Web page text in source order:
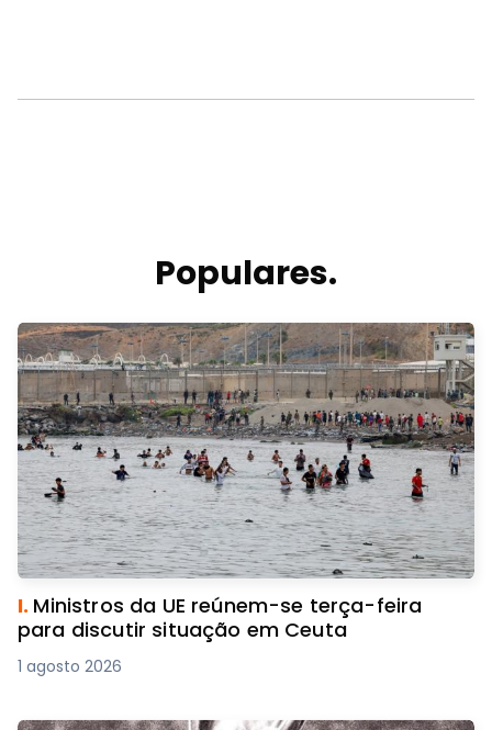
Populares.
I. Ministros da UE reúnem-se terça-feira
para discutir situação em Ceuta
1 agosto 2026